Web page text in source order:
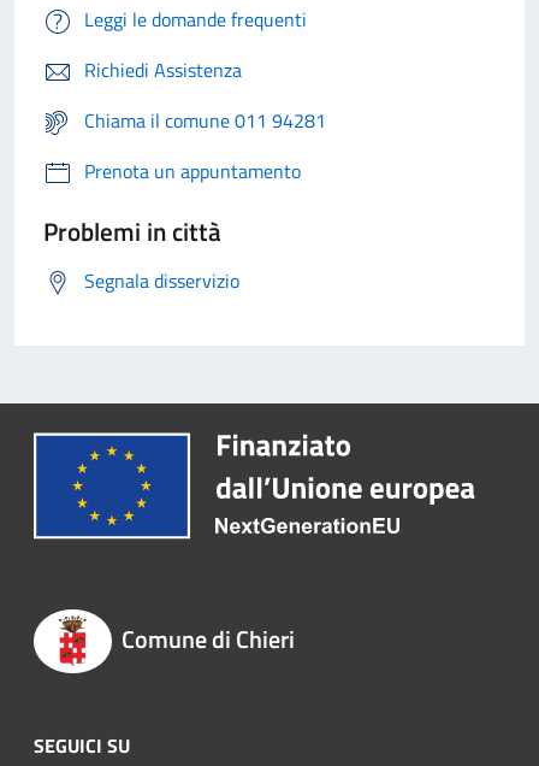
Leggi le domande frequenti
Richiedi Assistenza
Chiama il comune 011 94281
Prenota un appuntamento
Problemi in città
Segnala disservizio
Comune di Chieri
SEGUICI SU